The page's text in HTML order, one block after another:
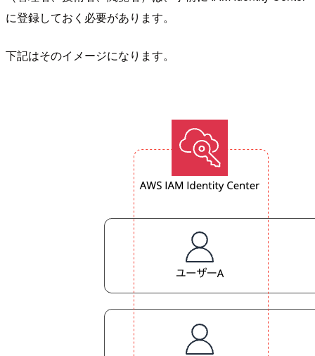
に登録しておく必要があります。
下記はそのイメージになります。